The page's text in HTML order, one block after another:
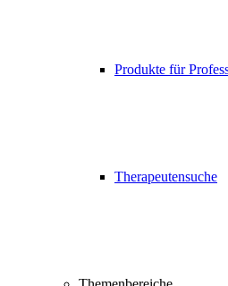
Produkte für
Therapeutensuche